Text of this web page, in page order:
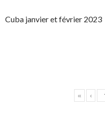
Cuba janvier et février 2023
« ‹